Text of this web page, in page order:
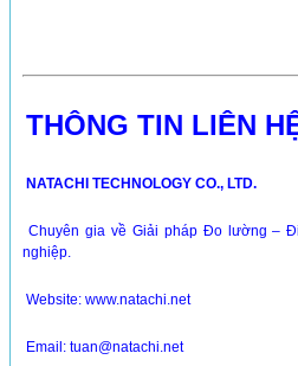
THÔNG TIN LIÊN
NATACHI TECHNOLOGY CO., LTD.
Chuyên gia về Giải pháp Đo lường –
nghiệp.
Website: www.natachi.net
Email: tuan@natachi.net